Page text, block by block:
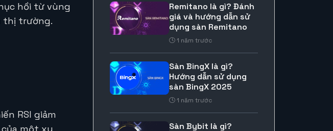
hồi từ vùng
thị trường.
RSI giảm
Remitano là gì? Đánh
giá và hướng dẫn sử
dụng sàn Remitano
1 năm trước
Sàn BingX là gì?
Hướng dẫn sử dụng
sàn BingX 2025
1 năm trước
Sàn Bybit là gì?